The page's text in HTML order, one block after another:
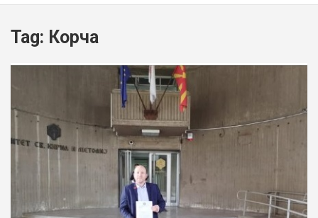
Tag: Корча